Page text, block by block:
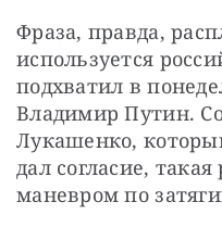
Фраза, правда,
используется
подхватил в
Владимир Путин.
Лукашенко,
дал согласие,
маневром по